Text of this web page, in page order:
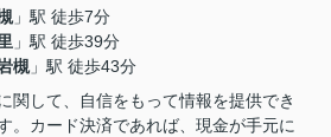
」駅 徒歩7分
」駅 徒歩39分
槻 」駅 徒歩43分
関して、自信をもって情報を提供でき
。カード決済であれば、現金が手元に